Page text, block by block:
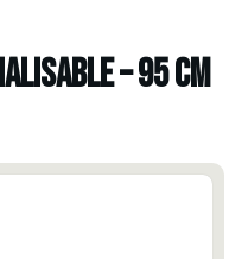
– 95 CM